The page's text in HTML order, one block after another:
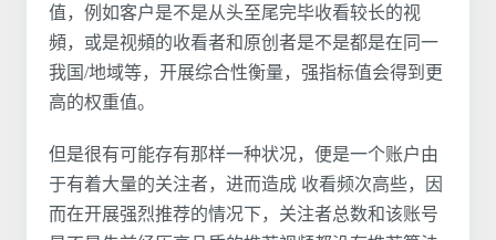
值，例如客户是不是从头至尾完毕收看较长的视
頻，或是视頻的收看者和原创者是不是都是在同一
我国/地域等，开展综合性衡量，强指标值会得到更
高的权重值。
但是很有可能存有那样一种状况，便是一个账户由
于有着大量的关注者，进而造成 收看频次高些，因
而在开展强烈推荐的情况下，关注者总数和该账号